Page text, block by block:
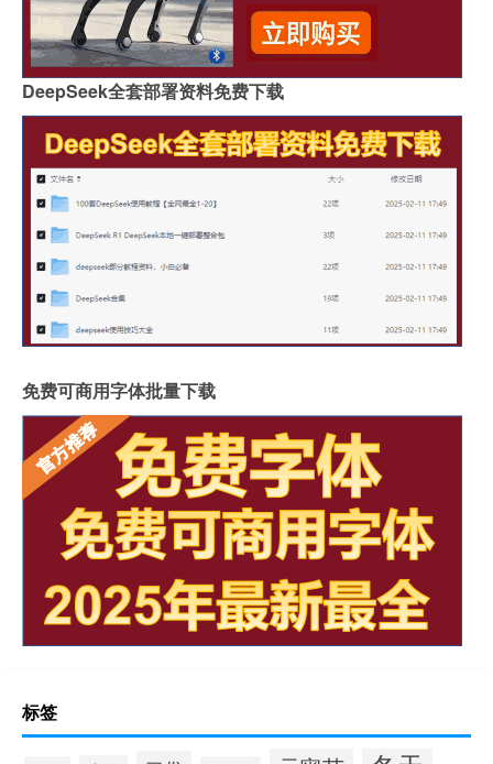
DeepSeek全套部署资料免费下载
免费可商用字体批量下载
标签